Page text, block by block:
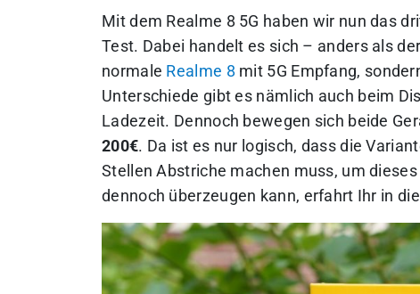
Mit dem Realme 8 5G haben wir nun das
Test. Dabei handelt es sich – anders als
normale Realme 8 mit 5G Empfang,
Unterschiede gibt es nämlich auch beim
Ladezeit. Dennoch bewegen sich beide
200€. Da ist es nur logisch, dass die
Stellen Abstriche machen muss, um
dennoch überzeugen kann, erfahrt Ihr in